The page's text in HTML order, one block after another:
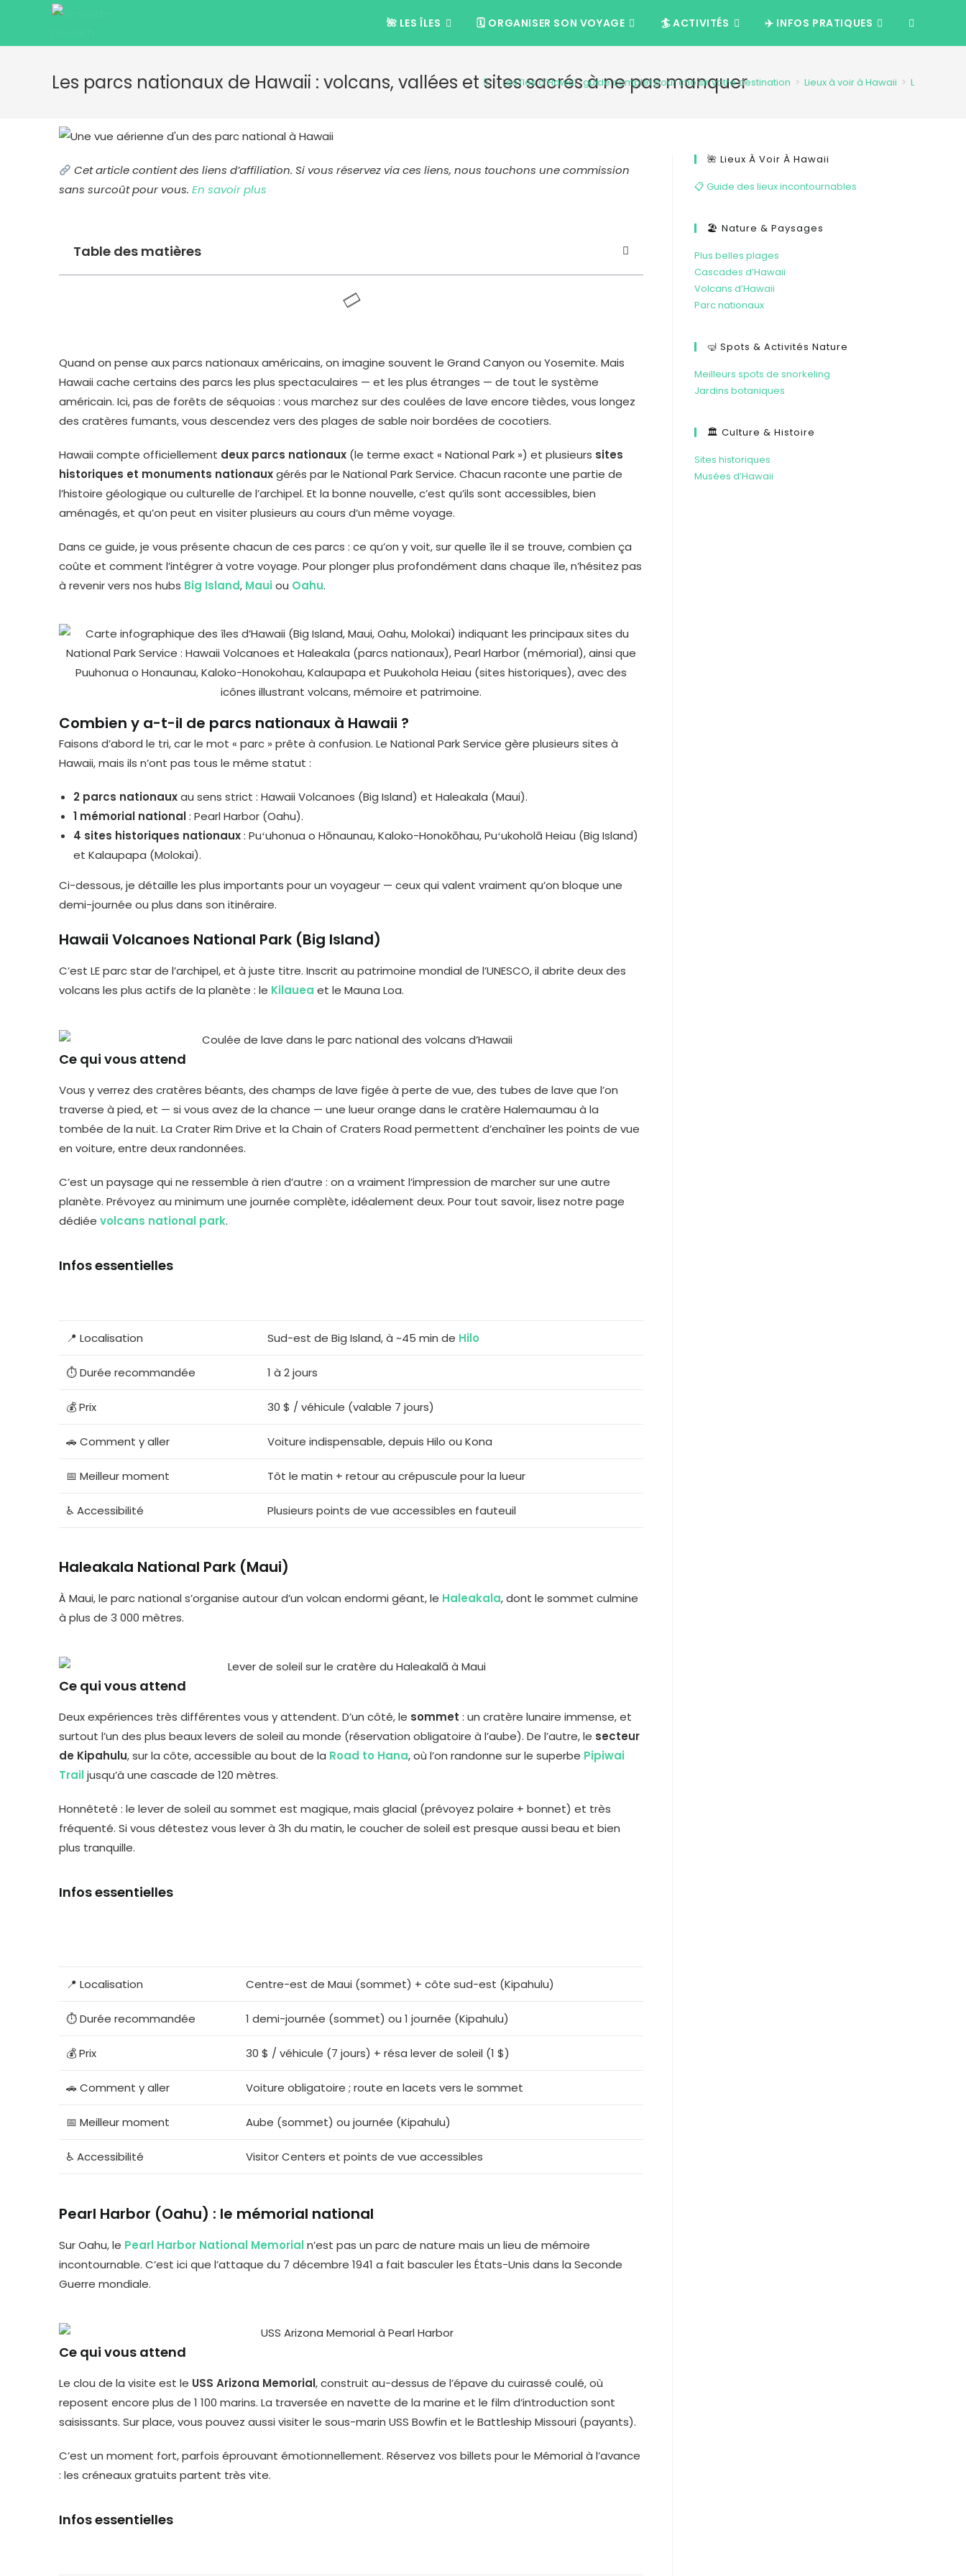
🌺 LES ÎLES 🗓️ ORGANISER SON VOYAGE 🏄 ACTIVITÉS ✈️ INFOS PRATIQUES
Les parcs nationaux de Hawaii : volcans, vallées et sites sacrés à ne pas manquer
> Les îles d’Hawaï : guide complet pour choisir votre destination > Lieux à voir à Hawaii > Les parcs
Cet article contient des liens d’affiliation. Si vous réservez via ces liens, nous touchons une commission
sans surcoût pour vous. En savoir plus
Table des matières
Quand on pense aux parcs nationaux américains, on imagine souvent le Grand Canyon ou Yosemite. Mais
Hawaii cache certains des parcs les plus spectaculaires — et les plus étranges — de tout le système
américain. Ici, pas de forêts de séquoias : vous marchez sur des coulées de lave encore tièdes, vous longez
des cratères fumants, vous descendez vers des plages de sable noir bordées de cocotiers.
Hawaii compte officiellement deux parcs nationaux (le terme exact « National Park ») et plusieurs sites
historiques et monuments nationauxgérés par le National Park Service. Chacun raconte une partie de
l’histoire géologique ou culturelle de l’archipel. Et la bonne nouvelle, c’est qu’ils sont accessibles, bien
aménagés, et qu’on peut en visiter plusieurs au cours d’un même voyage.
Dans ce guide, je vous présente chacun de ces parcs : ce qu’on y voit, sur quelle île il se trouve, combien ça
coûte et comment l’intégrer à votre voyage. Pour plonger plus profondément dans chaque île, n’hésitez pas
à revenir vers nos hubs Big Island, Mauiou Oahu.
Combien y a-t-il de parcs nationaux à Hawaii ?
Faisons d’abord le tri, car le mot « parc » prête à confusion. Le National Park Service gère plusieurs sites à
Hawaii, mais ils n’ont pas tous le même statut :
2 parcs nationauxau sens strict : Hawaii Volcanoes (Big Island) et Haleakala (Maui).
1 mémorial national: Pearl Harbor (Oahu).
4 sites historiques nationaux: Puʻuhonua o Hōnaunau, Kaloko-Honokōhau, Puʻukoholā Heiau (Big Island)
et Kalaupapa (Molokai).
Ci-dessous, je détaille les plus importants pour un voyageur — ceux qui valent vraiment qu’on bloque une
demi-journée ou plus dans son itinéraire.
Hawaii Volcanoes National Park (Big Island)
C’est LE parc star de l’archipel, et à juste titre. Inscrit au patrimoine mondial de l’UNESCO, il abrite deux des
volcans les plus actifs de la planète : le Kilauea et le Mauna Loa.
Ce qui vous attend
Vous y verrez des cratères béants, des champs de lave figée à perte de vue, des tubes de lave que l’on
traverse à pied, et — si vous avez de la chance — une lueur orange dans le cratère Halemaumau à la
tombée de la nuit. La Crater Rim Drive et la Chain of Craters Road permettent d’enchaîner les points de vue
en voiture, entre deux randonnées.
C’est un paysage qui ne ressemble à rien d’autre : on a vraiment l’impression de marcher sur une autre
planète. Prévoyez au minimum une journée complète, idéalement deux. Pour tout savoir, lisez notre page
dédiée volcans national park.
Infos essentielles
📍 Localisation Sud-est de Big Island, à ~45 min de Hilo
⏱️ Durée recommandée 1 à 2 jours
💰 Prix 30 $ / véhicule (valable 7 jours)
🚗 Comment y aller Voiture indispensable, depuis Hilo ou Kona
📅 Meilleur moment Tôt le matin + retour au crépuscule pour la lueur
♿ Accessibilité Plusieurs points de vue accessibles en fauteuil
Haleakala National Park (Maui)
À Maui, le parc national s’organise autour d’un volcan endormi géant, le Haleakala, dont le sommet culmine
à plus de 3 000 mètres.
Ce qui vous attend
Deux expériences très différentes vous y attendent. D’un côté, le sommet : un cratère lunaire immense, et
surtout l’un des plus beaux levers de soleil au monde (réservation obligatoire à l’aube). De l’autre, le secteur
de Kipahulu, sur la côte, accessible au bout de la Road to Hana, où l’on randonne sur le superbe Pipiwai
Trailjusqu’à une cascade de 120 mètres.
Honnêteté : le lever de soleil au sommet est magique, mais glacial (prévoyez polaire + bonnet) et très
fréquenté. Si vous détestez vous lever à 3h du matin, le coucher de soleil est presque aussi beau et bien
plus tranquille.
Infos essentielles
📍 Localisation Centre-est de Maui (sommet) + côte sud-est (Kipahulu)
⏱️ Durée recommandée 1 demi-journée (sommet) ou 1 journée (Kipahulu)
💰 Prix 30 $ / véhicule (7 jours) + résa lever de soleil (1 $)
🚗 Comment y aller Voiture obligatoire ; route en lacets vers le sommet
📅 Meilleur moment Aube (sommet) ou journée (Kipahulu)
♿ Accessibilité Visitor Centers et points de vue accessibles
Pearl Harbor (Oahu) : le mémorial national
Sur Oahu, le Pearl Harbor National Memorialn’est pas un parc de nature mais un lieu de mémoire
incontournable. C’est ici que l’attaque du 7 décembre 1941 a fait basculer les États-Unis dans la Seconde
Guerre mondiale.
Ce qui vous attend
Le clou de la visite est le USS Arizona Memorial, construit au-dessus de l’épave du cuirassé coulé, où
reposent encore plus de 1 100 marins. La traversée en navette de la marine et le film d’introduction sont
saisissants. Sur place, vous pouvez aussi visiter le sous-marin USS Bowfin et le Battleship Missouri (payants).
C’est un moment fort, parfois éprouvant émotionnellement. Réservez vos billets pour le Mémorial à l’avance
: les créneaux gratuits partent très vite.
Infos essentielles
🌺 Lieux À Voir À Hawaii
📋 Guide des lieux incontournables
🏖️ Nature & Paysages
Plus belles plages
Cascades d’Hawaii
Volcans d’Hawaii
Parc nationaux
🤿 Spots & Activités Nature
Meilleurs spots de snorkeling
Jardins botaniques
🏛️ Culture & Histoire
Sites historiques
Musées d’Hawaii